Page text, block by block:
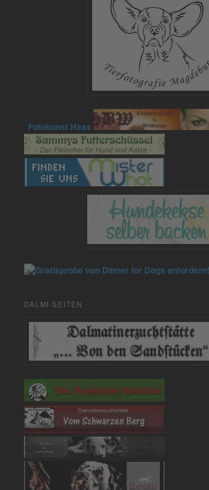
Fotokunst Haas
DALMI-SEITEN